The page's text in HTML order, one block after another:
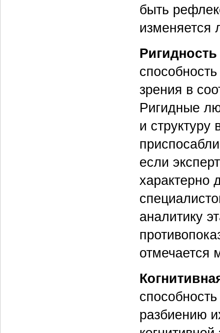
быть
изменяется
зрения в
Ригидные
и структуру
если
характерно
аналитику
отмечается
разбиению